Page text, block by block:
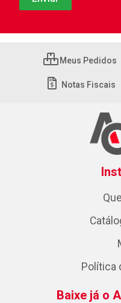
Meus Pedidos
Notas Fiscais
Política
Baixe já o